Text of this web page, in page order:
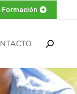
Formación